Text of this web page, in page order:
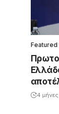
Featured
4 μήνες